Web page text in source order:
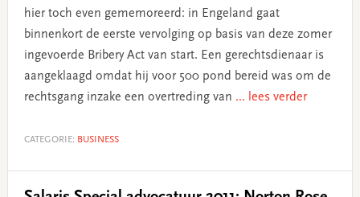
hier toch even gememoreerd: in Engeland gaat
binnenkort de eerste vervolging op basis van deze zomer
ingevoerde Bribery Act van start. Een gerechtsdienaar is
aangeklaagd omdat hij voor 500 pond bereid was om de
rechtsgang inzake een overtreding van ... lees verder
CATEGORIE: BUSINESS